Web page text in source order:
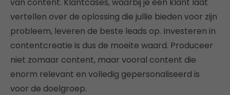
vertellen over de oplossing die jullie bieden voor zijn
probleem, leveren de beste leads op. Investeren in
contentcreatie is dus de moeite waard. Produceer
niet zomaar content, maar vooral content die
enorm relevant en volledig gepersonaliseerd is
voor de doelgroep.